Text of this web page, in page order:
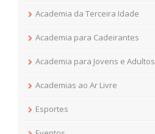
Academia da Terceira Idade
Academia para Cadeirantes
Academia para Jovens e Adultos
Academias ao Ar Livre
Esportes